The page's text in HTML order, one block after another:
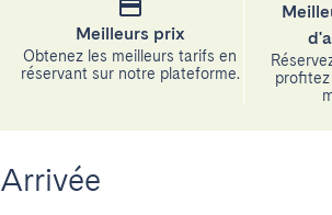
Meilleurs prix
Obtenez les meilleurs tarifs en
réservant sur notre plateforme.
profitez
Arrivée